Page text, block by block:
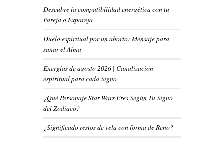
Descubre la compatibilidad energética con tu
Pareja o Expareja
Duelo espiritual por un aborto: Mensaje para
sanar el Alma
Energías de agosto 2026 | Canalización
espiritual para cada Signo
¿Qué Personaje Star Wars Eres Según Tu Signo
del Zodiaco?
¿Significado restos de vela con forma de Reno?